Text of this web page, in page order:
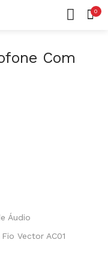
0
CONTACom
Áudio
Vector AC01